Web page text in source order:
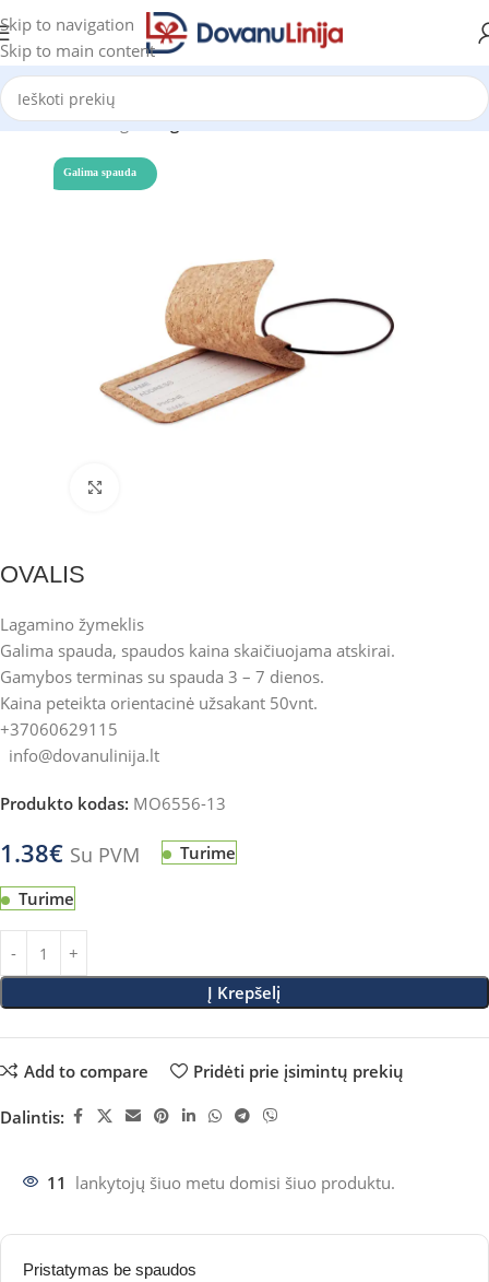
Skip to navigation
Skip to main content
Pradžia Katalogas Lagaminai
Galima spauda
OVALIS
Lagamino žymeklis
Galima spauda, spaudos kaina skaičiuojama atskirai.
Gamybos terminas su spauda 3 – 7 dienos.
Kaina peteikta orientacinė užsakant 50vnt.
+37060629115
info@dovanulinija.lt
Produkto kodas: MO6556-13
1.38€ Su PVM Turime
Turime
Į Krepšelį
Add to compare Pridėti prie įsimintų prekių
Dalintis:
11 lankytojų šiuo metu domisi šiuo produktu.
Pristatymas be spaudos